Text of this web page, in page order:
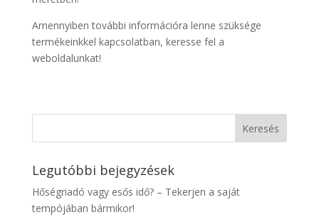
Amennyiben további információra lenne szüksége
termékeinkkel kapcsolatban, keresse fel a
weboldalunkat!
Legutóbbi bejegyzések
Hőségriadó vagy esős idő? – Tekerjen a saját
tempójában bármikor!